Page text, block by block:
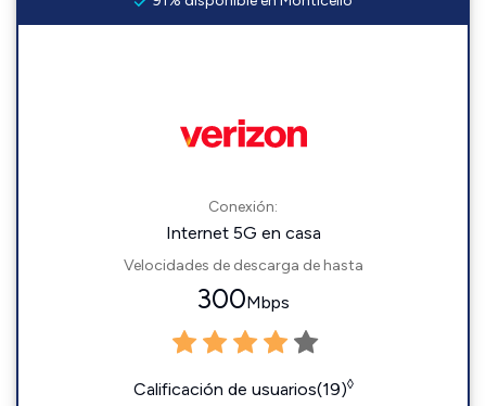
Conexión:
Internet 5G en casa
Velocidades de descarga de hasta
300Mbps
Calificación de usuarios(19)◊